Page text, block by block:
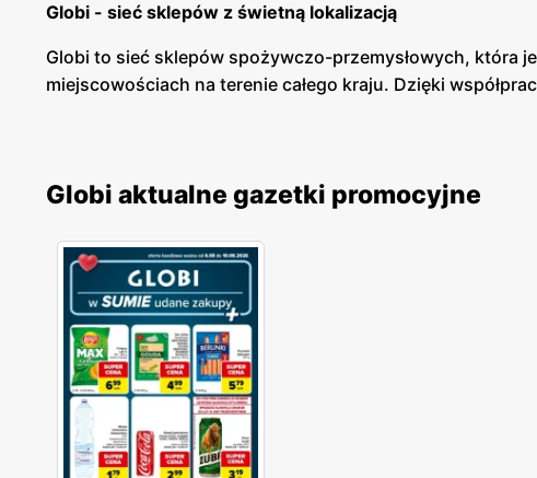
Globi - sieć sklepów z świetną lokalizacją
Globi to sieć sklepów spożywczo-przemysłowych, która
miejscowościach na terenie całego kraju. Dzięki
soczyste owoce. Globi posiada również bogatą ofertę
Globi - gazetki promocyjne
Globi posiada własne gazetki promocyjne, w których są
produkty spożywcze, jak i nowości, które się pojawiły w
Globi aktualne gazetki promocyjne